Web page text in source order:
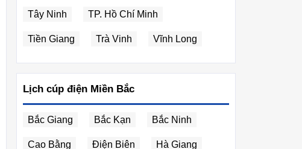
Tây Ninh TP. Hồ Chí Minh
Tiền Giang Trà Vinh Vĩnh Long
Lịch cúp điện Miền Bắc
Bắc Giang Bắc Kạn Bắc Ninh
Cao Bằng Điện Biên Hà Giang